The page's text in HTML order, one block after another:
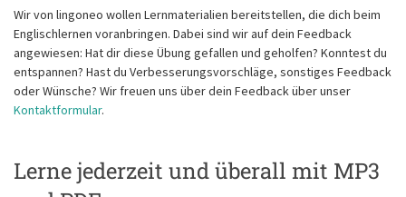
Wir von lingoneo wollen Lernmaterialien bereitstellen, die dich beim
Englischlernen voranbringen. Dabei sind wir auf dein Feedback
angewiesen: Hat dir diese Übung gefallen und geholfen? Konntest du
entspannen? Hast du Verbesserungsvorschläge, sonstiges Feedback
oder Wünsche? Wir freuen uns über dein Feedback über unser
Kontaktformular.
Lerne jederzeit und überall mit MP3